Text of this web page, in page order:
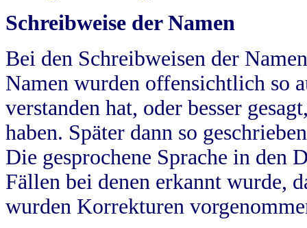
Schreibweise der Namen
Bei den Schreibweisen der
Namen wurden offensichtlich so
verstanden hat, oder besser
haben. Später dann so
Die gesprochene Sprache in
Fällen bei denen erkannt wurde,
wurden Korrekturen